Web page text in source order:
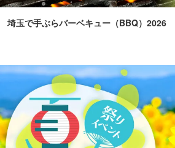
埼玉で手ぶらバーベキュー（BBQ）2026